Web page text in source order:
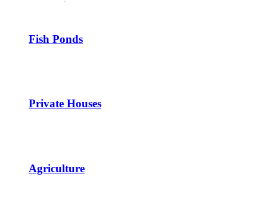
Fish Ponds
Private Houses
Agriculture